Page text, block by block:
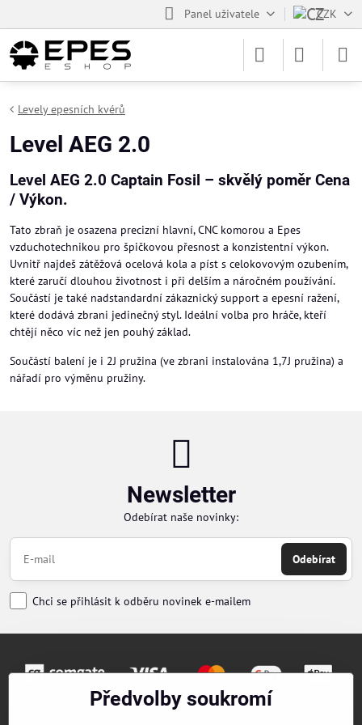
Panel uživatele CZK
Levely epesních kvérů
Level AEG 2.0
Level AEG 2.0 Captain Fosil – skvělý poměr Cena
/ Výkon.
Tato zbraň je osazena precizní hlavní, CNC komorou a Epes
vzduchotechnikou pro špičkovou přesnost a konzistentní výkon.
Uvnitř najdeš zátěžová ocelová kola a píst s celokovovým ozubením,
které zaručí dlouhou životnost i při delším a náročném používání.
Součástí je také nadstandardní zákaznický support a epesní ražení,
které dodává zbrani jedinečný styl. Ideální volba pro hráče, kteří
chtějí něco víc než jen pouhý základ.
Součástí balení je i 2J pružina (ve zbrani instalována 1,7J pružina) a
nářadí pro výměnu pružiny.
Newsletter
Odebírat naše novinky:
Odebírat
Chci se přihlásit k odběru novinek e-mailem
Předvolby soukromí